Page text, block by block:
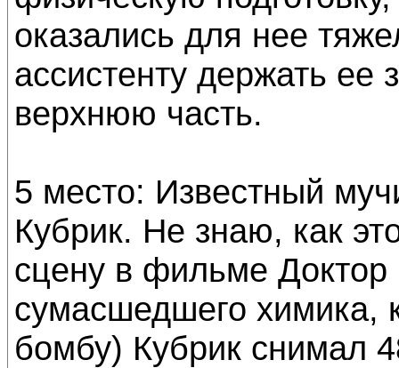
оказались для нее
ассистенту держать ее
верхнюю часть.
5 место: Известный
Кубрик. Не знаю, как
сцену в фильме Доктор
сумасшедшего химика,
бомбу) Кубрик снимал